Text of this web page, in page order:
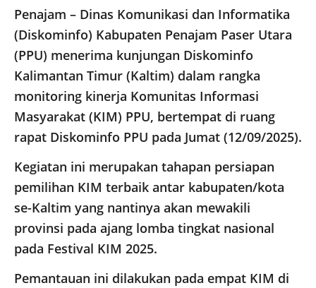
Penajam – Dinas Komunikasi dan Informatika
(Diskominfo) Kabupaten Penajam Paser Utara
(PPU) menerima kunjungan Diskominfo
Kalimantan Timur (Kaltim) dalam rangka
monitoring kinerja Komunitas Informasi
Masyarakat (KIM) PPU, bertempat di ruang
rapat Diskominfo PPU pada Jumat (12/09/2025).
Kegiatan ini merupakan tahapan persiapan
pemilihan KIM terbaik antar kabupaten/kota
se-Kaltim yang nantinya akan mewakili
provinsi pada ajang lomba tingkat nasional
pada Festival KIM 2025.
Pemantauan ini dilakukan pada empat KIM di